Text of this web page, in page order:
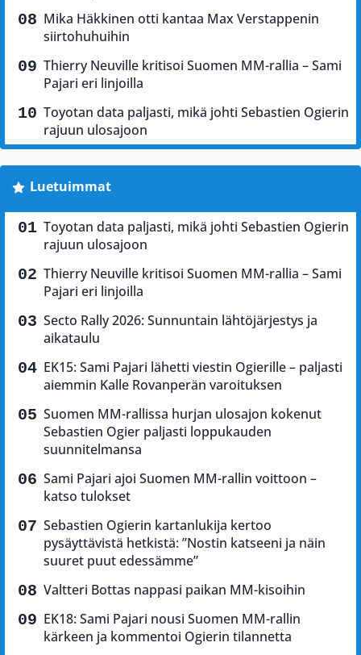
Mika Häkkinen otti kantaa Max Verstappenin
siirtohuhuihin
Thierry Neuville kritisoi Suomen MM-rallia – Sami
Pajari eri linjoilla
Toyotan data paljasti, mikä johti Sebastien Ogierin
rajuun ulosajoon
Luetuimmat
Toyotan data paljasti, mikä johti Sebastien Ogierin
rajuun ulosajoon
Thierry Neuville kritisoi Suomen MM-rallia – Sami
Pajari eri linjoilla
Secto Rally 2026: Sunnuntain lähtöjärjestys ja
aikataulu
EK15: Sami Pajari lähetti viestin Ogierille – paljasti
aiemmin Kalle Rovanperän varoituksen
Suomen MM-rallissa hurjan ulosajon kokenut
Sebastien Ogier paljasti loppukauden
suunnitelmansa
Sami Pajari ajoi Suomen MM-rallin voittoon –
katso tulokset
Sebastien Ogierin kartanlukija kertoo
pysäyttävistä hetkistä: ”Nostin katseeni ja näin
suuret puut edessämme”
Valtteri Bottas nappasi paikan MM-kisoihin
EK18: Sami Pajari nousi Suomen MM-rallin
kärkeen ja kommentoi Ogierin tilannetta